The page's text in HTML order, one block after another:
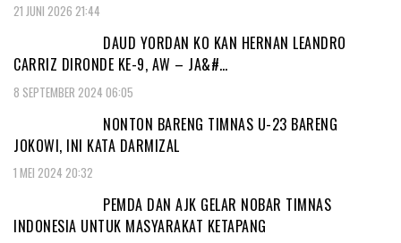
21 JUNI 2026 21:44
DAUD YORDAN KO KAN HERNAN LEANDRO
CARRIZ DIRONDE KE-9, AW – JA&#…
8 SEPTEMBER 2024 06:05
NONTON BARENG TIMNAS U-23 BARENG
JOKOWI, INI KATA DARMIZAL
1 MEI 2024 20:32
PEMDA DAN AJK GELAR NOBAR TIMNAS
INDONESIA UNTUK MASYARAKAT KETAPANG